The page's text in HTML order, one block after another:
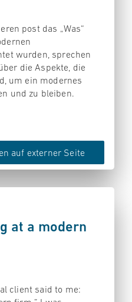
post das „Was“
wurden, sprechen
die Aspekte, die
um ein modernes
und zu bleiben.
auf externer Seite
at a modern
client said to me: